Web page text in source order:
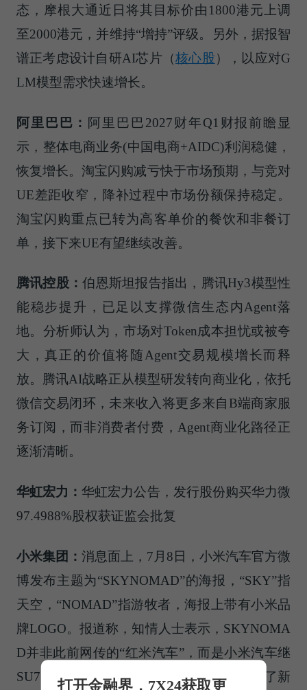
态，摩根大通近日将其目标价由1800港元上调
至2000港元，并维持“增持”评级。另外，据报智
谱正考虑设计自研AI芯片（核心股）
，以应对G
LM模型需求快速增长。
阿里巴巴： 阿里巴巴2027财年Q1财报前瞻显
示，整体电商业务(中国电商+AIDC)利润稳健，
恢复增长。淘宝闪购减亏快于市场预期，与竞对
UE差距收窄，降补过程中市场份额保持稳定。
淘宝闪购重点已转为高客单价的餐饮和非餐订
单，接下来UE有望继续改善。
腾讯控股：伯恩斯坦报告指出，腾讯Hy3模型性
能稳步提升，已足以支撑微信生态内Agent落
地。分析师认为，市场对Token成本担忧或被夸
大，真正的价值将随Agent交易规模增长而释
放。腾讯AI战略正从模型研发转向商业化，依托
微信交易闭环，未来收入将更多来自B端商家服
务订阅，而非消费者付费，Agent商业化路径正
逐渐清晰。
华虹宏力：华虹宏力公告，发行股份购买华力微
97.4988%股权获证监会批复
小米集团： 消息面上，7月8日，小米汽车官方微
博发布主题为“SKYNOMAD”的海报，“SKY”指
天空，“NOMAD”指游牧者，海报上带有小米品
牌LOGO。报道称，知情人士表示，SKYNOMA
D并非此前网传的“红米汽车”，而是小米汽车继
SU7、YU7后的新产品新型号，该系列采用了新
打开金融界，7X24获取更